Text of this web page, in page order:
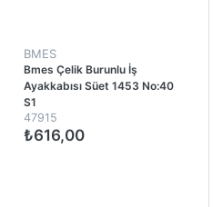
BMES
Bmes Çelik Burunlu İş
Ayakkabısı Süet 1453 No:40
S1
47915
₺616,00